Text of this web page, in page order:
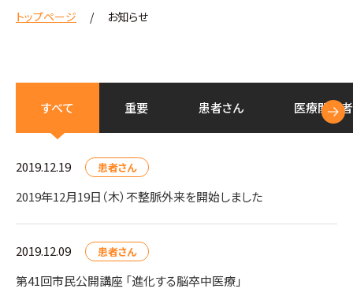
トップページ お知らせ
すべて 重要 患者さん 医療関係
2019.12.19 患者さん
2019年12月19日（木）不整脈外来を開始しました
2019.12.09 患者さん
第41回市民公開講座 「進化する脳卒中医療」